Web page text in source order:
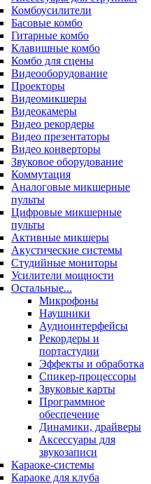
Комбоусилители
Басовые комбо
Гитарные комбо
Клавишные комбо
Комбо для сцены
Видеооборудование
Проекторы
Видеомикшеры
Видеокамеры
Видео рекордеры
Видео презентаторы
Видео конверторы
Звуковое оборудование
Коммутация
Аналоговые микшерные
пульты
Цифровые микшерные
пульты
Активные микшеры
Акустические системы
Студийные мониторы
Усилители мощности
Остальные...
Микрофоны
Наушники
Аудиоинтерфейсы
Рекордеры и
портастудии
Эффекты и обработка
Спикер-процессоры
Звуковые карты
Программное
обеспечение
Динамики, драйверы
Аксессуары для
звукозаписи
Караоке-системы
Караоке для клуба